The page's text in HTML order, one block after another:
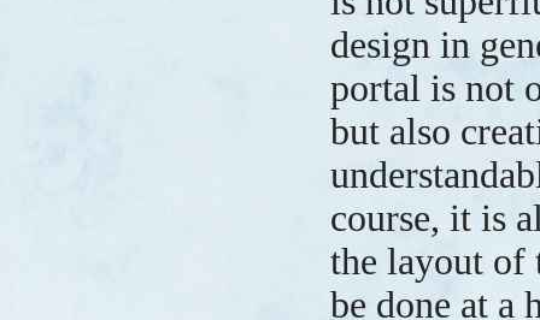
design in
portal is not
but also
course, it is
the layout of
be done at a